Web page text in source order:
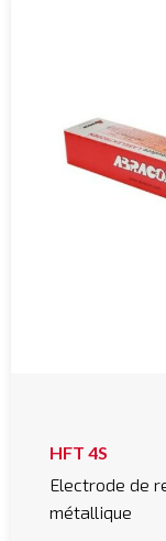
HFT 4S
Electrode de
métallique